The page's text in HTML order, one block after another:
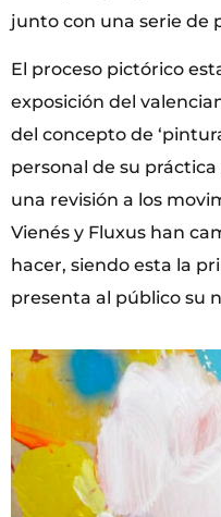
junto con una serie de
El proceso pictórico
exposición del
del concepto de
personal de su
una revisión a los
Vienés y Fluxus han
hacer, siendo esta la
presenta al público su